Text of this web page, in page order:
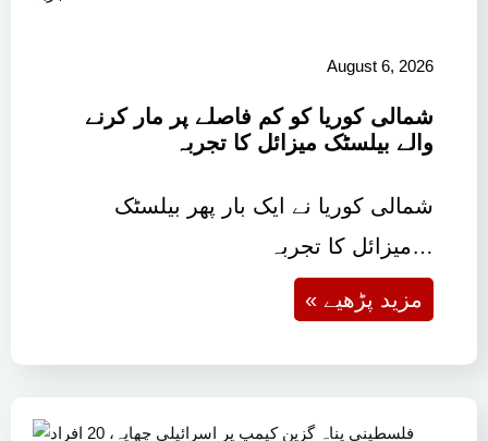
August 6, 2026
شمالی کوریا کو کم فاصلے پر مار کرنے
والے بیلسٹک میزائل کا تجربہ
شمالی کوریا نے ایک بار پھر بیلسٹک
میزائل کا تجربہ…
« مزید پڑھیے